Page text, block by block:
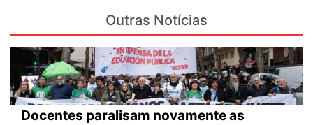
Outras Notícias
Docentes paralisam novamente as